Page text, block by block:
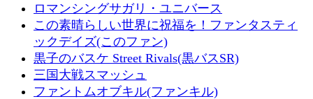
ロマンシングサガリ・ユニバース
この素晴らしい世界に祝福を！ファンタスティ
ックデイズ(このファン)
黒子のバスケ Street Rivals(黒バスSR)
三国大戦スマッシュ
ファントムオブキル(ファンキル)